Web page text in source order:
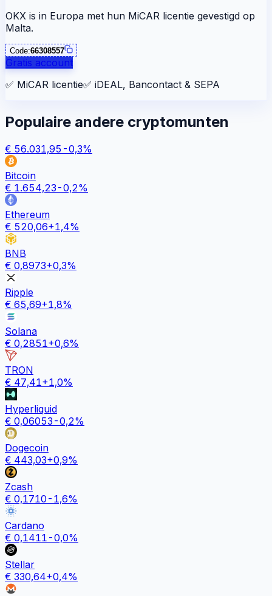
OKX is in Europa met hun MiCAR licentie gevestigd op
Malta.
Code:66308557
Gratis account
✅ MiCAR licentie✅ iDEAL, Bancontact & SEPA
Populaire andere cryptomunten
€ 56.031,95 -0,3%
Bitcoin
€ 1.654,23 -0,2%
Ethereum
€ 520,06+1,4%
BNB
€ 0,8973+0,3%
Ripple
€ 65,69+1,8%
Solana
€ 0,2851+0,6%
TRON
€ 47,41+1,0%
Hyperliquid
€ 0,06053 -0,2%
Dogecoin
€ 443,03+0,9%
Zcash
€ 0,1710 -1,6%
Cardano
€ 0,1411 -0,0%
Stellar
€ 330,64+0,4%